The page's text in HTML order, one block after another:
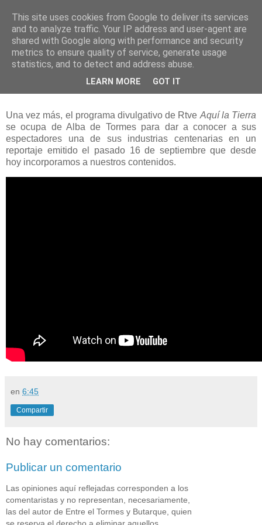
Una vez más, el programa divulgativo de Rtve Aquí la Tierra
se ocupa de Alba de Tormes para dar a conocer a sus
espectadores una de sus industrias centenarias en un
reportaje emitido el pasado 16 de septiembre que desde
hoy incorporamos a nuestros contenidos.
en 6:45
Compartir
No hay comentarios:
Publicar un comentario
Las opiniones aquí reflejadas corresponden a los
comentaristas y no representan, necesariamente,
las del autor de Entre el Tormes y Butarque, quien
This site uses cookies from Google to deliver its services
and to analyze traffic. Your IP address and user-agent are
shared with Google along with performance and security
metrics to ensure quality of service, generate usage
statistics, and to detect and address abuse.
LEARN MORE GOT IT